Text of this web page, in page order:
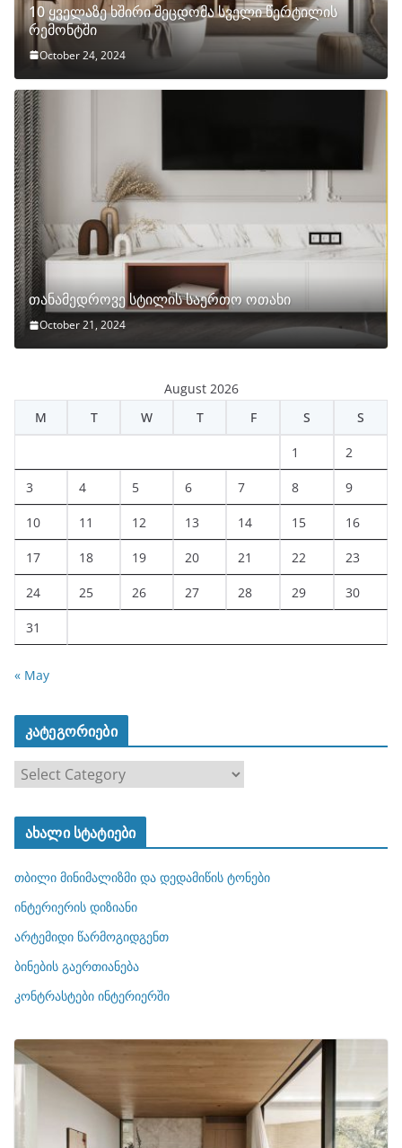
10 ყველაზე ხშირი შეცდომა სველი წერტილის
რემონტში
October 24, 2024
თანამედროვე სტილის საერთო ოთახი
October 21, 2024
August 2026
M
T W T F S S
1 2
3 4 5 6 7 8 9
10 11 12 13 14 15 16
17 18 19 20 21 22 23
24 25 26 27 28 29 30
31
« May
კატეგორიები
ტ
ო
რ
ბ
ი
ახალი სტატიები
თბილი მინიმალიზმი და დედამიწის ტონები
ინტერიერის დიზიანი
არტემიდი წარმოგიდგენთ
ბინების გაერთიანება
კონტრასტები ინტერიერში